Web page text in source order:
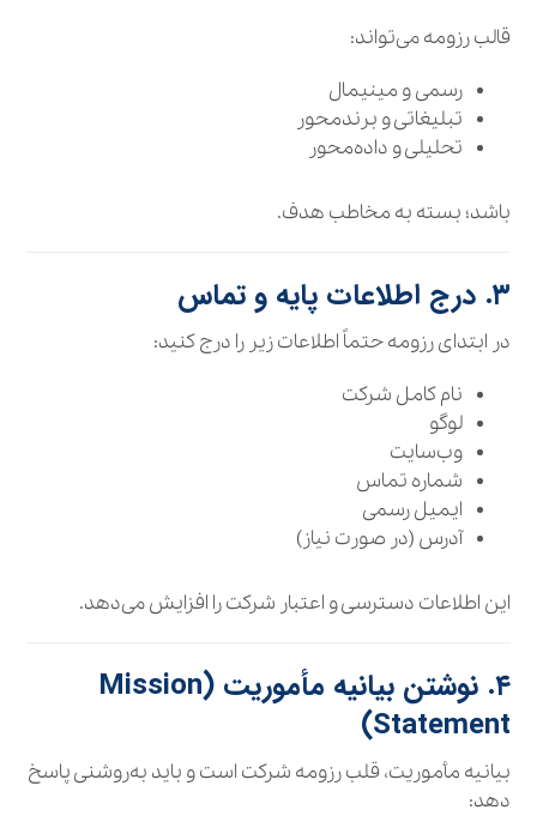
قالب رزومه می‌تواند:
رسمی و مینیمال
تبلیغاتی و برندمحور
تحلیلی و داده‌محور
باشد؛ بسته به مخاطب هدف.
۳. درج اطلاعات پایه و تماس
در ابتدای رزومه حتماً اطلاعات زیر را درج کنید:
نام کامل شرکت
لوگو
وب‌سایت
شماره تماس
ایمیل رسمی
آدرس (در صورت نیاز)
این اطلاعات دسترسی و اعتبار شرکت را افزایش می‌دهد.
۴. نوشتن بیانیه مأموریت (Mission
Statement)
بیانیه مأموریت، قلب رزومه شرکت است و باید به‌روشنی پاسخ
دهد: